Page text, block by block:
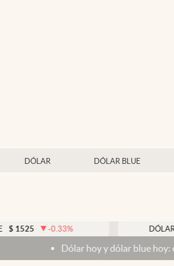
DÓLAR DÓLAR BLUE
-0.33% DÓLAR TARJETA
Dólar hoy y dólar blue hoy: cuál es la